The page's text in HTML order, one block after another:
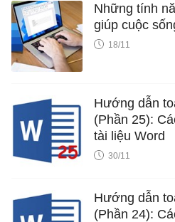
Những tính
giúp cuộc
18/11
Hướng dẫn
(Phần 25):
tài liệu Word
30/11
Hướng dẫn
(Phần 24):